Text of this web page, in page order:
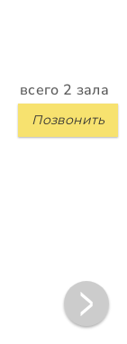
всего 2 зала
Позвонить